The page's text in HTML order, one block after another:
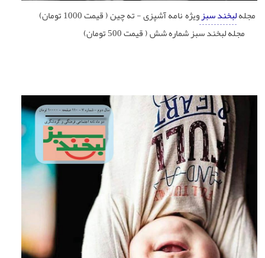
مجلهلبخند سبز
ویژه نامه آشپزی - ته چین ( قیمت 1000 تومان)
مجله لبخند سبز شماره شش ( قیمت 500 تومان)